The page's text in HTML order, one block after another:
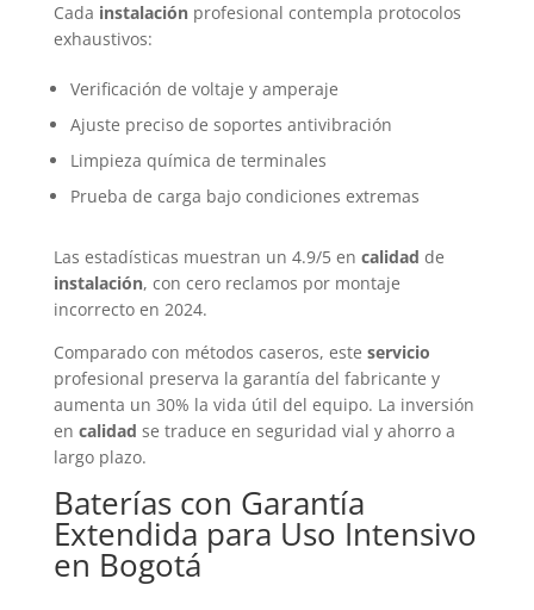
Cada instalaciónprofesional contempla protocolos
exhaustivos:
Verificación de voltaje y amperaje
Ajuste preciso de soportes antivibración
Limpieza química de terminales
Prueba de carga bajo condiciones extremas
Las estadísticas muestran un 4.9/5 en calidad de
instalación, con cero reclamos por montaje
incorrecto en 2024.
Comparado con métodos caseros, este servicio
profesional preserva la garantía del fabricante y
aumenta un 30% la vida útil del equipo. La inversión
en calidad se traduce en seguridad vial y ahorro a
largo plazo.
Bateríascon Garantía
Extendida para Uso Intensivo
en Bogotá